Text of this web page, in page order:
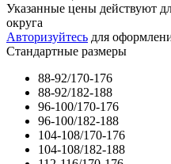
Указанные цены действуют
округа
Авторизуйтесь для
Стандартные размеры
88-92/170-176
88-92/182-188
96-100/170-176
96-100/182-188
104-108/170-176
104-108/182-188